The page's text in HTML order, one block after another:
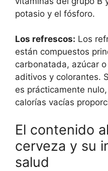
potasio y el fósforo.
Los refrescos: Los
están compuestos
carbonatada, azúcar
aditivos y colorantes.
es prácticamente
calorías vacías
El contenido
cerveza y su
salud